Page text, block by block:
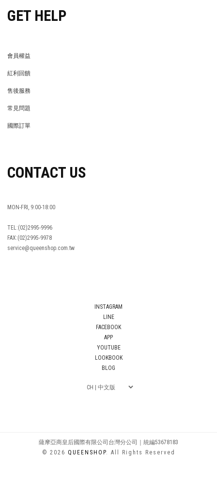
GET HELP
會員權益
紅利回饋
售後服務
常見問題
國際訂單
CONTACT US
MON-FRI, 9:00-18:00
TEL:(02)2995-9996
FAX:(02)2995-9978
service@queenshop.com.tw
INSTAGRAM
LINE
FACEBOOK
APP
YOUTUBE
LOOKBOOK
BLOG
薩摩亞商皇后國際有限公司台灣分公司｜統編53678183
© 2026 QUEENSHOP. All Rights Reserved